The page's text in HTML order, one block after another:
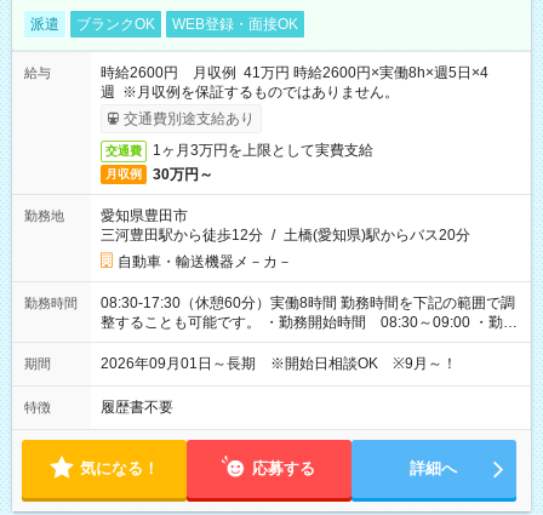
派遣 ブランクOK WEB登録・面接OK
給与
時給2600円 月収例 41万円 時給2600円×実働8h×週5日×4
週 ※月収例を保証するものではありません。
交通費別途支給あり
交通費 1ヶ月3万円を上限として実費支給
月収例 30万円～
勤務地
愛知県豊田市
三河豊田駅から徒歩12分 / 土橋(愛知県)駅からバス20分
自動車・輸送機器メ－カ－
勤務時間
08:30-17:30（休憩60分）実働8時間 勤務時間を下記の範囲で調
整することも可能です。 ・勤務開始時間 08:30～09:00 ・勤務
終了時間 17:30～18:00
期間 2026年09月01日～長期 ※開始日相談OK ※9月～！
特徴 履歴書不要
気になる！ 応募する 詳細へ